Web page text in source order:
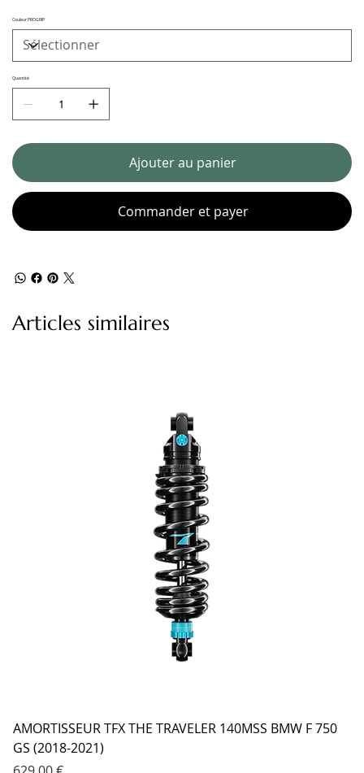
Couleur PROGRIP
Quantité
Ajouter au panier
Commander et payer
Articles similaires
AMORTISSEUR TFX THE TRAVELER 140MSS BMW F 750
GS (2018-2021)